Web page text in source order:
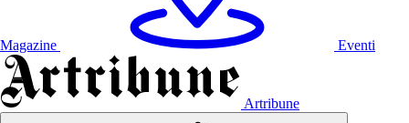
Magazine Eventi
Artribune